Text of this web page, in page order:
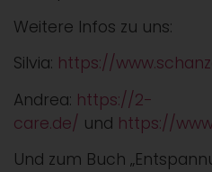
Weitere Infos zu uns:
Silvia: https://
Andrea: https://2-
care.de/ und https://
Und zum Buch